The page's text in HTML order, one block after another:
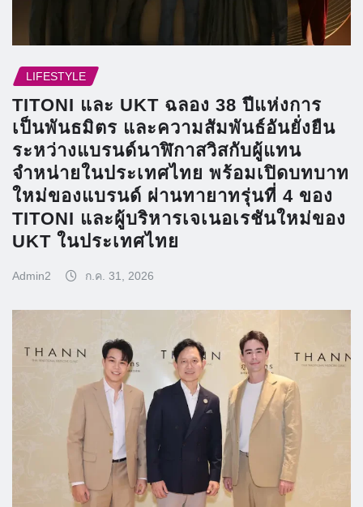
LIFESTYLE
TITONI และ UKT ฉลอง 38 ปีแห่งการ
เป็นพันธมิตร และความสัมพันธ์อันยั่งยืน
ระหว่างแบรนด์นาฬิกาสวิสกับผู้แทน
จำหน่ายในประเทศไทย พร้อมเปิดบทบาท
ใหม่ของแบรนด์ ผ่านทายาทรุ่นที่ 4 ของ
TITONI และผู้บริหารเจเนอเรชันใหม่ของ
UKT ในประเทศไทย
Admin2 ก.ค. 31, 2026